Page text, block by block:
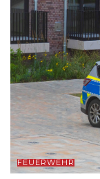
FEUERWEHR